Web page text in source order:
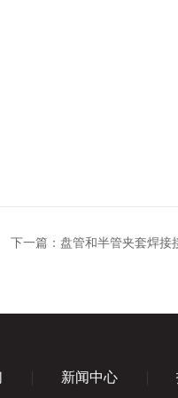
下一篇： 盘管和半管夹套焊接
新闻中心